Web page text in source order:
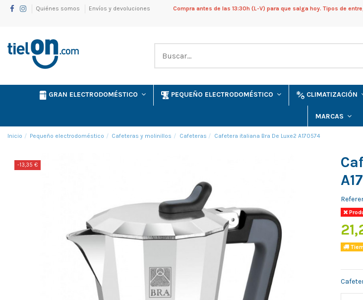
Quiénes somos Envíos y devoluciones Compra antes de las 13:30h (L-V) para que salga hoy. Tipos de
GRAN ELECTRODOMÉSTICO PEQUEÑO ELECTRODOMÉSTICO CLIMATIZACIÓN
MARCAS
Inicio Pequeño electrodoméstico Cafeteras y molinillos Cafeteras Cafetera italiana Bra De Luxe2 A170574
-13,35 €